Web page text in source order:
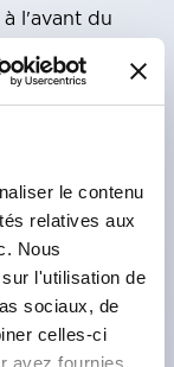
le contenu
relatives aux
Nous
l'utilisation de
sociaux, de
celles-ci
avez fournies
l'avant du
et
à clé, d'un
d'arrêt
éclairée.
rotation.